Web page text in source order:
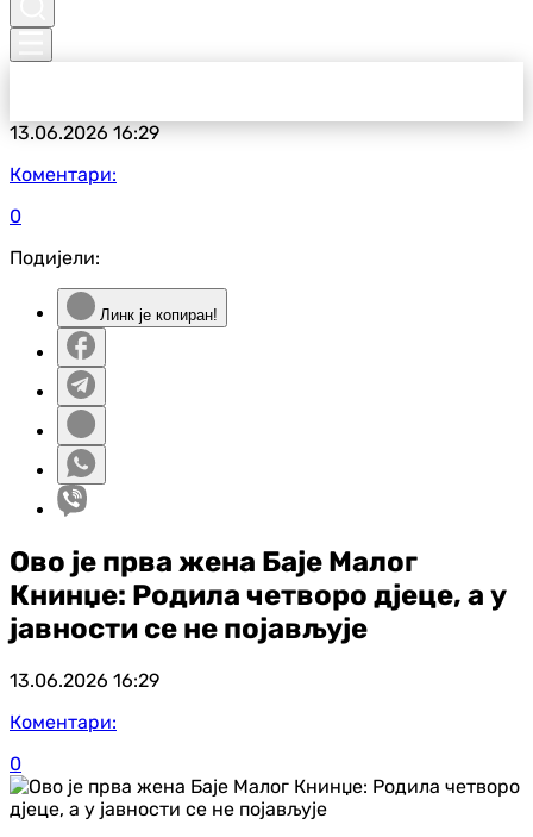
13.06.202616:29
Коментари:
0
Подијели:
Линк је копиран!
Ово је прва жена Баје Малог
Книнџе: Родила четворо д‌јеце, а у
јавности се не појављује
13.06.2026 16:29
Коментари:
0